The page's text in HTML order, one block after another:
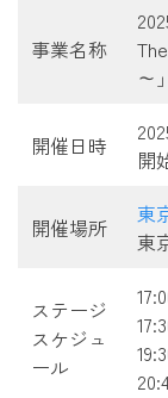
事業名称
～」
開催日時
開
開催場所 東
東
ステージ
スケジュ
ール